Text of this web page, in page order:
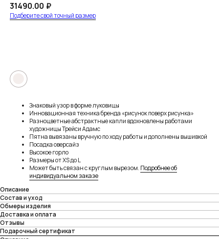
31490.00 ₽
Подберите свой точный размер
●
Знаковый узор в форме луковицы
Инновационная техника бренда «рисунок поверх рисунка»
Разноцветные абстрактные капли вдохновлены работами
художницы Трейси Адамс
Пятна вывязаны вручную по ходу работы и дополнены вышивкой
Посадка оверсайз
Высокое горло
Размеры от XS до L
Может быть связан с круглым вырезом. Подробнее об
индивидуальном заказе
Описание
Состав и уход
Обмеры изделия
Доставка и оплата
Отзывы
Подарочный сертификат